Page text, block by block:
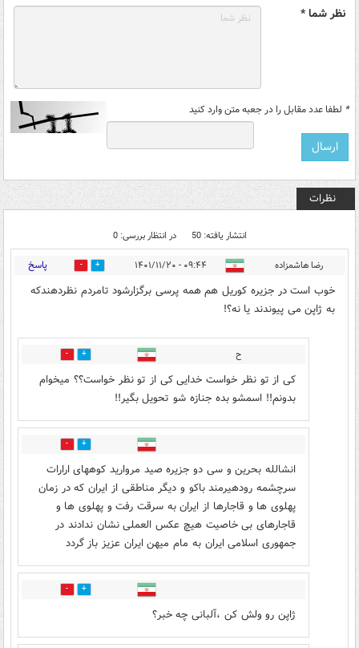
نظر شما *
* لطفا عدد مقابل را در جعبه متن وارد کنید
نظرات
انتشار یافته: 50 در انتظار بررسی: 0
رضا هاشمزاده ۰۹:۴۴ - ۱۴۰۱/۱۱/۲۰ 16 پاسخ
خوب است در جزیره کوریل هم همه پرسی برگزارشود تامردم نظردهندکه
به ژاپن می پیوندند یا نه؟!
ح 7
کی از تو نظر خواست خدایی کی از تو نظر خواست؟؟ میخوام
بدونم!! اسمشو بده جنازه شو تحویل بگیر!!
18
انشالله بحرین و سی دو جزیره صید مروارید کوههای ارارات
سرچشمه رودهیرمند باکو و دیگر مناطقی از ایران که در زمان
پهلوی ها و قاجارها از ایران به سرقت رفت و پهلوی ها و
قاجارهای بی خاصیت هیچ عکس العملی نشان ندادند در
جمهوری اسلامی ایران به مام میهن ایران عزیز باز گردد
7
ژاپن رو ولش کن ،آلبانی چه خبر؟